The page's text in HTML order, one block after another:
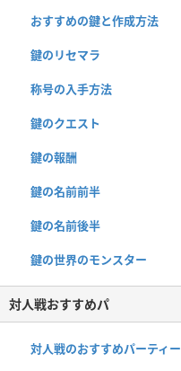
おすすめの鍵と作成方法
鍵のリセマラ
称号の入手方法
鍵のクエスト
鍵の報酬
鍵の名前前半
鍵の名前後半
鍵の世界のモンスター
対人戦おすすめパ
対人戦のおすすめパーティー